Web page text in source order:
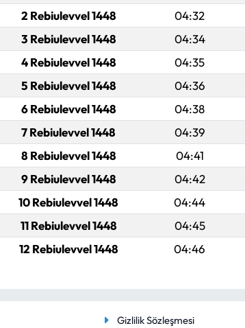
2 Rebiulevvel 1448 04:32
3 Rebiulevvel 1448 04:34
4 Rebiulevvel 1448 04:35
5 Rebiulevvel 1448 04:36
6 Rebiulevvel 1448 04:38
7 Rebiulevvel 1448 04:39
8 Rebiulevvel 1448 04:41
9 Rebiulevvel 1448 04:42
10 Rebiulevvel 1448 04:44
11 Rebiulevvel 1448 04:45
12 Rebiulevvel 1448 04:46
Gizlilik Sözleşmesi